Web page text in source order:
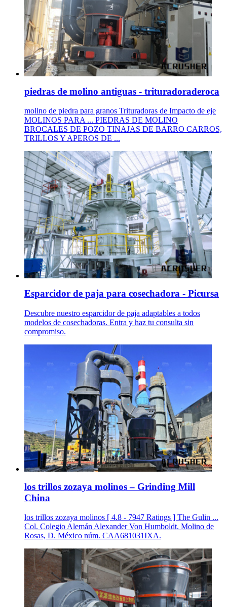
piedras de molino antiguas - trituradoraderoca
molino de piedra para granos Trituradoras de Impacto de eje
MOLINOS PARA ... PIEDRAS DE MOLINO
BROCALES DE POZO TINAJAS DE BARRO CARROS,
TRILLOS Y APEROS DE ...
Esparcidor de paja para cosechadora - Picursa
Descubre nuestro esparcidor de paja adaptables a todos
modelos de cosechadoras. Entra y haz tu consulta sin
compromiso.
los trillos zozaya molinos – Grinding Mill
China
los trillos zozaya molinos [ 4.8 - 7947 Ratings ] The Gulin ...
Col. Colegio Alemán Alexander Von Humboldt. Molino de
Rosas, D. México núm. CAA681031IXA.